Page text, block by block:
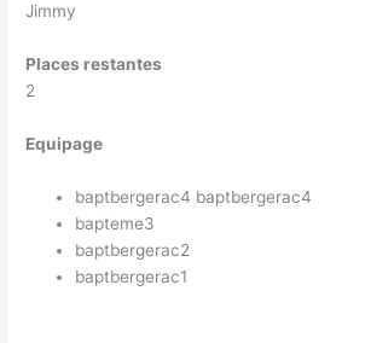
Jimmy
Places restantes
2
Equipage
baptbergerac4 baptbergerac4
bapteme3
baptbergerac2
baptbergerac1